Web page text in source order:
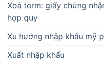
Xoá term: giấy chứng
hợp quy
Xu hướng nhập khẩu mỹ
Xuất nhập khẩu